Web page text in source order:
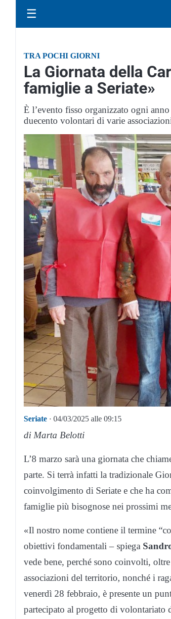
☰
TRA POCHI GIORNI
La Giornata della
famiglie a Seriate»
È l’evento fisso organizzato ogni
duecento volontari di varie
Seriate · 04/03/2025 alle 09:15
di Marta Belotti
L’8 marzo sarà una giornata che
parte. Si terrà infatti la tradizionale
coinvolgimento di Seriate e che ha
famiglie più bisognose nei prossimi
«Il nostro nome contiene il termine
obiettivi fondamentali – spiega
vede bene, perché sono coinvolti,
associazioni del territorio, nonché i
venerdì 28 febbraio, è presente un
partecipato al progetto di volontariato